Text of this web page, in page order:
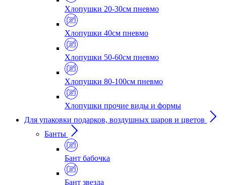
Хлопушки 20-30см пневмо
Хлопушки 40см пневмо
Хлопушки 50-60см пневмо
Хлопушки 80-100см пневмо
Хлопушки прочие виды и формы
Для упаковки подарков, воздушных шаров и цветов
Банты
Бант бабочка
Бант звезда